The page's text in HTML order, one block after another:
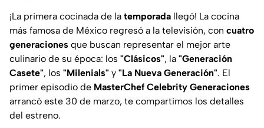
¡La primera cocinada de la temporada llegó! La cocina
más famosa de México regresó a la televisión, con cuatro
generaciones que buscan representar el mejor arte
culinario de su época: los "Clásicos", la "Generación
Casete", los "Milenials" y "La Nueva Generación". El
primer episodio de MasterChef Celebrity Generaciones
arrancó este 30 de marzo, te compartimos los detalles
del estreno.